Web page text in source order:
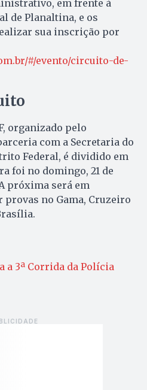
em frente à
de Planaltina, e os
sua inscrição por
#/evento/circuito-de-
organizado pelo
com a Secretaria do
Federal, é dividido em
foi no domingo, 21 de
próxima será em
no Gama, Cruzeiro
a 3ª Corrida da Polícia